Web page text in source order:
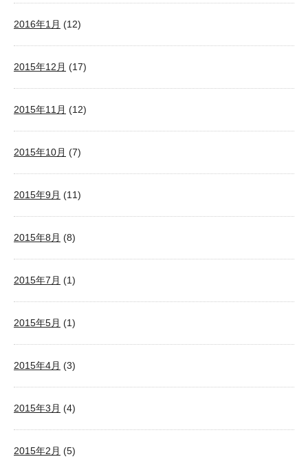
2016年1月 (12)
2015年12月 (17)
2015年11月 (12)
2015年10月 (7)
2015年9月 (11)
2015年8月 (8)
2015年7月 (1)
2015年5月 (1)
2015年4月 (3)
2015年3月 (4)
2015年2月 (5)